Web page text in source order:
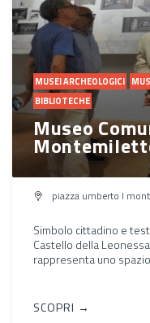
MUSEI ARCHEOLOGICI
BIBLIOTECHE
Museo
piazza umberto I
Simbolo cittadino e
Castello della
rappresenta uno
SCOPRI →